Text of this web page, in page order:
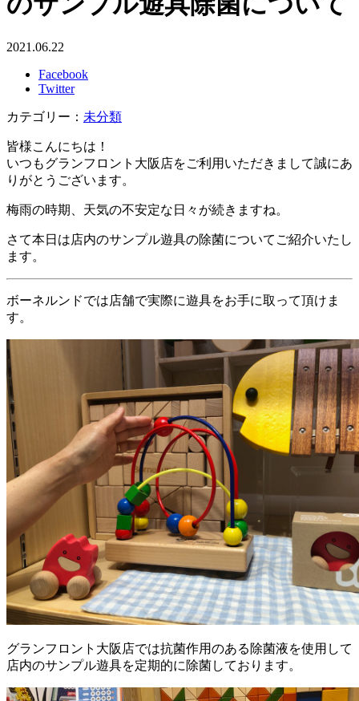
2021.06.22
Facebook
Twitter
カテゴリー： 未分類
皆様こんにちは！
いつもグランフロント大阪店をご利用いただきまして誠にあ
りがとうございます。
梅雨の時期、天気の不安定な日々が続きますね。
さて本日は店内のサンプル遊具の除菌についてご紹介いたし
ます。
ボーネルンドでは店舗で実際に遊具をお手に取って頂けま
す。
グランフロント大阪店では抗菌作用のある除菌液を使用して
店内のサンプル遊具を定期的に除菌しております。